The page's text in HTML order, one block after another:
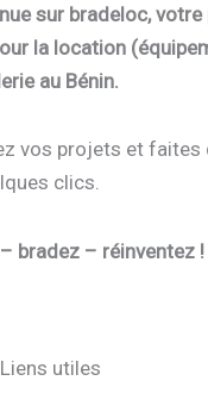
sur bradeloc,
la location
au Bénin.
vos projets et
clics.
bradez – réinventez !
Liens utiles